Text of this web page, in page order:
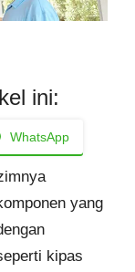
ini:
WhatsApp
yang
kipas